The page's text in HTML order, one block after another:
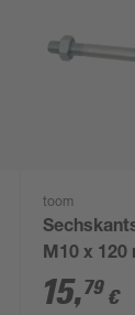
toom
M10 x 120
Stück
15,79 €